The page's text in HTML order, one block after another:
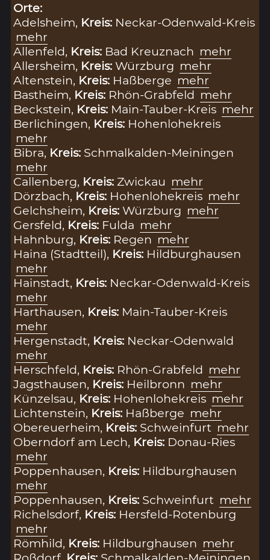
Orte:
Adelsheim, Kreis: Neckar-Odenwald-Kreis
mehr
Allenfeld, Kreis: Bad Kreuznach mehr
Allersheim, Kreis:Würzburg mehr
Altenstein, Kreis: Haßberge mehr
Bastheim, Kreis: Rhön-Grabfeld mehr
Beckstein, Kreis: Main-Tauber-Kreis mehr
Berlichingen, Kreis: Hohenlohekreis
mehr
Bibra, Kreis: Schmalkalden-Meiningen
mehr
Callenberg, Kreis:Zwickau mehr
Dörzbach, Kreis: Hohenlohekreis mehr
Gelchsheim, Kreis:Würzburg mehr
Gersfeld, Kreis: Fulda mehr
Hahnburg, Kreis: Regen mehr
Haina (Stadtteil), Kreis: Hildburghausen
mehr
Hainstadt, Kreis: Neckar-Odenwald-Kreis
mehr
Harthausen, Kreis: Main-Tauber-Kreis
mehr
Hergenstadt, Kreis: Neckar-Odenwald
mehr
Herschfeld, Kreis: Rhön-Grabfeld mehr
Jagsthausen, Kreis: Heilbronn mehr
Künzelsau, Kreis: Hohenlohekreis mehr
Lichtenstein, Kreis: Haßberge mehr
Obereuerheim, Kreis: Schweinfurt mehr
Oberndorf am Lech, Kreis: Donau-Ries
mehr
Poppenhausen, Kreis: Hildburghausen
mehr
Poppenhausen, Kreis: Schweinfurt mehr
Richelsdorf, Kreis: Hersfeld-Rotenburg
mehr
Römhild, Kreis: Hildburghausen mehr